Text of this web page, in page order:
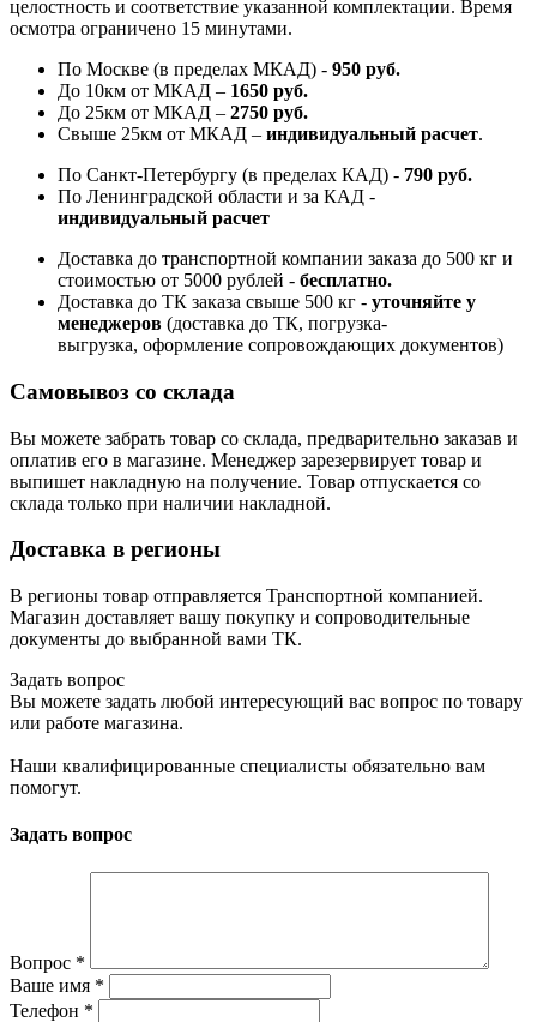
целостность и соответствие указанной комплектации. Время
осмотра ограничено 15 минутами.
По Москве (в пределах МКАД) - 950 руб.
До 10км от МКАД – 1650 руб.
До 25км от МКАД – 2750 руб.
Свыше 25км от МКАД – индивидуальный расчет.
По Санкт-Петербургу (в пределах КАД) - 790 руб.
По Ленинградской области и за КАД -
индивидуальный расчет
Доставка до транспортной компании заказа до 500 кг и
стоимостью от 5000 рублей - бесплатно.
Доставка до ТК заказа свыше 500 кг - уточняйте у
менеджеров (доставка до ТК, погрузка-
выгрузка, оформление сопровождающих документов)
Самовывоз со склада
Вы можете забрать товар со склада, предварительно заказав и
оплатив его в магазине. Менеджер зарезервирует товар и
выпишет накладную на получение. Товар отпускается со
склада только при наличии накладной.
Доставка в регионы
В регионы товар отправляется Транспортной компанией.
Магазин доставляет вашу покупку и сопроводительные
документы до выбранной вами ТК.
Задать вопрос
Вы можете задать любой интересующий вас вопрос по товару
или работе магазина.
Наши квалифицированные специалисты обязательно вам
помогут.
Задать вопрос
Вопрос *
Ваше имя *
Телефон *